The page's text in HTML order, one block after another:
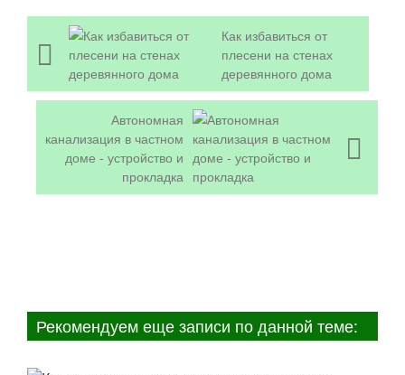
Как избавиться от
плесени на стенах
деревянного дома
Автономная
канализация в частном
доме - устройство и
прокладка
Рекомендуем еще записи по данной теме: